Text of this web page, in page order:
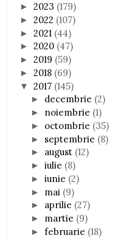
►2023 (179)
►2022 (107)
►2021 (44)
►2020 (47)
►2019 (59)
►2018 (69)
▼2017 (145)
► decembrie (2)
► noiembrie (1)
► octombrie (35)
► septembrie (8)
► august (12)
►iulie (8)
►iunie (2)
► mai (9)
► aprilie (27)
► martie (9)
►februarie (18)